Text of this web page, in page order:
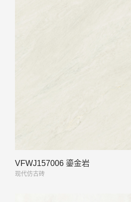
VFWJ157006 鎏金岩
现代仿古砖